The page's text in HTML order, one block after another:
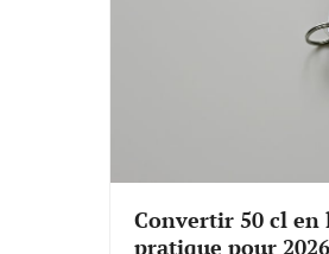
Convertir 50 cl
pratique pour 2026